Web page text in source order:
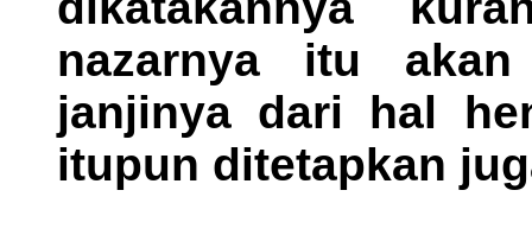
nazarnya itu
janjinya dari hal
itupun ditetapkan